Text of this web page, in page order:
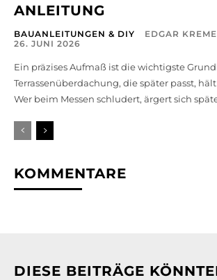
ANLEITUNG
BAUANLEITUNGEN & DIY EDGAR
26. JUNI 2026
Ein präzises Aufmaß ist die wichtigste
Terrassenüberdachung, die später passt,
Wer beim Messen schludert, ärgert sich
KOMMENTARE
DIESE BEITRÄGE